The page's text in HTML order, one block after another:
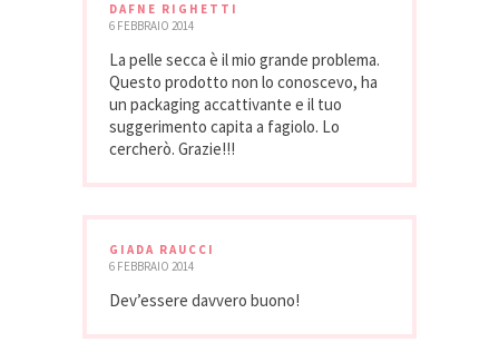
DAFNE RIGHETTI
6 FEBBRAIO 2014
La pelle secca è il mio grande problema.
Questo prodotto non lo conoscevo, ha
un packaging accattivante e il tuo
suggerimento capita a fagiolo. Lo
cercherò. Grazie!!!
GIADA RAUCCI
6 FEBBRAIO 2014
Dev’essere davvero buono!